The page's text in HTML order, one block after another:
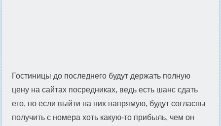
Гостиницы до последнего будут держать полную
цену на сайтах посредниках, ведь есть шанс сдать
его, но если выйти на них напрямую, будут согласны
получить с номера хоть какую-то прибыль, чем он